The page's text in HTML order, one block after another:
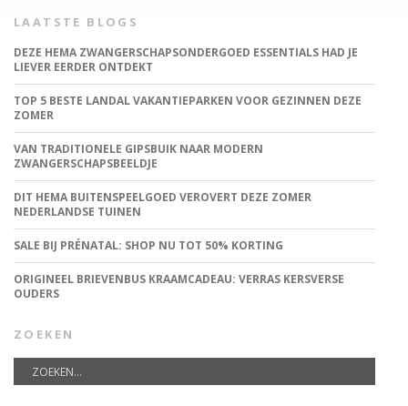
LAATSTE BLOGS
DEZE HEMA ZWANGERSCHAPSONDERGOED ESSENTIALS HAD JE
LIEVER EERDER ONTDEKT
TOP 5 BESTE LANDAL VAKANTIEPARKEN VOOR GEZINNEN DEZE
ZOMER
VAN TRADITIONELE GIPSBUIK NAAR MODERN
ZWANGERSCHAPSBEELDJE
DIT HEMA BUITENSPEELGOED VEROVERT DEZE ZOMER
NEDERLANDSE TUINEN
SALE BIJ PRÉNATAL: SHOP NU TOT 50% KORTING
ORIGINEEL BRIEVENBUS KRAAMCADEAU: VERRAS KERSVERSE
OUDERS
ZOEKEN